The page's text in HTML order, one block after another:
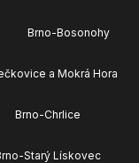
Brno-Bosonohy
a Mokrá Hora
Brno-Chrlice
Starý Lískovec